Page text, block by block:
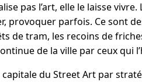
pas l’art, elle le laisse
provoquer parfois. Ce sont
de tram, les recoins de
de la ville par ceux qui
du Street Art par